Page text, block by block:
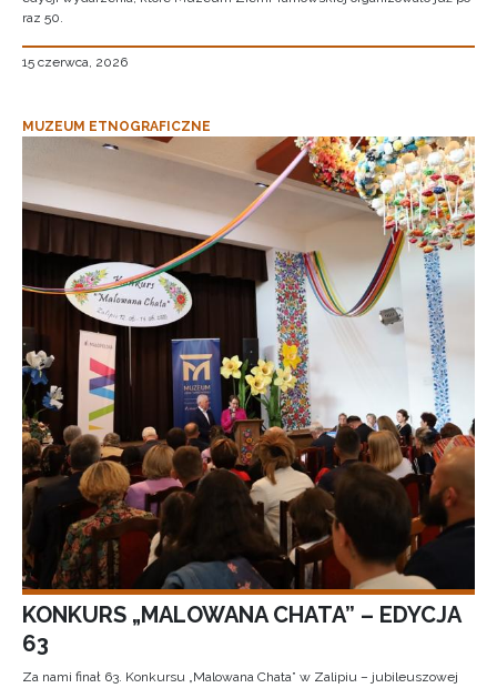
raz 50.
15 czerwca, 2026
MUZEUM ETNOGRAFICZNE
KONKURS „MALOWANA CHATA” – EDYCJA
63
Za nami finał 63. Konkursu „Malowana Chata” w Zalipiu – jubileuszowej